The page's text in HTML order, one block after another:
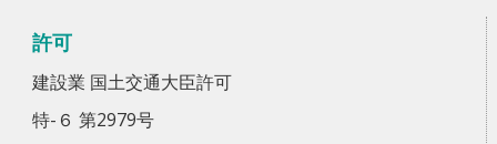
許可
建設業 国土交通大臣許可
特-６ 第2979号